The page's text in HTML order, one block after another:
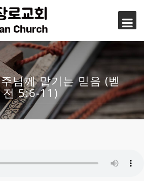
님께 맡기는 믿음 (벧
전 5:6-11)